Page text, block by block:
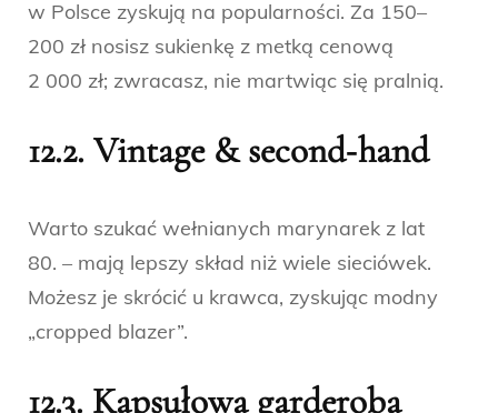
w Polsce zyskują na popularności. Za 150–
200 zł nosisz sukienkę z metką cenową
2 000 zł; zwracasz, nie martwiąc się pralnią.
12.2. Vintage & second‑hand
Warto szukać wełnianych marynarek z lat
80. – mają lepszy skład niż wiele sieciówek.
Możesz je skrócić u krawca, zyskując modny
„cropped blazer”.
12.3. Kapsułowa garderoba